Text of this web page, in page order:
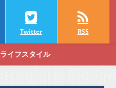
Twitter RSS
ライフスタイル